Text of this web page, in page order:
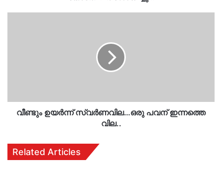
വീണ്ടും ഉയർന്ന് സ്വർണവില…ഒരു പവന് ഇന്നത്തെ
വില..
Related Articles